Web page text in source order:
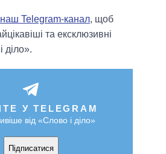
Telegram-канал, щоб
та ексклюзивні
діло».
У TELEGRAM
від «Слово і діло»
Підписатися